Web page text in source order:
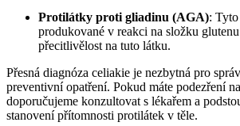
Protilátky proti ‌gliadinu (AGA):
produkované v reakci na složku
přecitlivělost na tuto látku.
Přesná diagnóza celiakie je nezbytná pro
preventivní opatření. Pokud máte podezření
⁣doporučujeme konzultovat s lékařem a
stanovení přítomnosti protilátek ⁣v těle.